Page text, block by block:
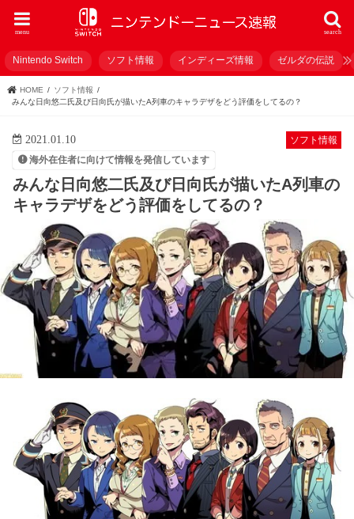
search
menu
Nintendo Switch ソフト情報 インディーズ情報 ゼルダの伝説
HOME
ソフト情報
みんな日向悠二氏及び日向氏が描いたA列車のキャラデザをどう評価をしてるの？
ソフト情報
2021.01.10
海外在住者に向けて情報を発信しています
みんな日向悠二氏及び日向氏が描いたA列車の
キャラデザをどう評価をしてるの？